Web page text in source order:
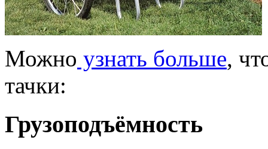
Можно узнать больше,
тачки:
Грузоподъёмность